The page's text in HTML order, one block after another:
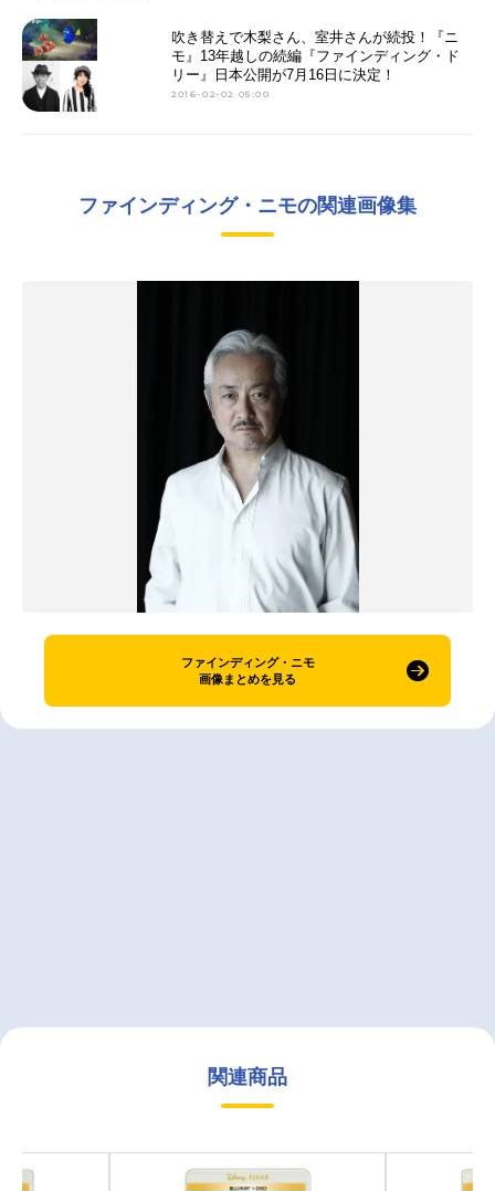
吹き替えで木梨さん、室井さんが続投！『ニ
モ』13年越しの続編『ファインディング・ド
リー』日本公開が7月16日に決定！
2016-02-02 05:00
ファインディング・ニモの関連画像集
ファインディング・ニモ
画像まとめを見る
関連商品